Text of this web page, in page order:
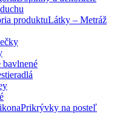
Látky – Metráž
bavlnené
Prikrývky na posteľ